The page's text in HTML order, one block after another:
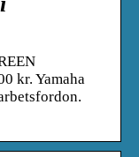
kr. Yamaha